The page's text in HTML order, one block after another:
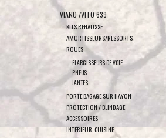
VIANO /VITO 639
KITS REHAUSSE
AMORTISSEURS/RESSORTS
ROUES
ELARGISSEURS DE VOIE
PNEUS
JANTES
PORTE BAGAGE SUR HAYON
PROTECTION / BLINDAGE
ACCESSOIRES
INTÉRIEUR, CUISINE